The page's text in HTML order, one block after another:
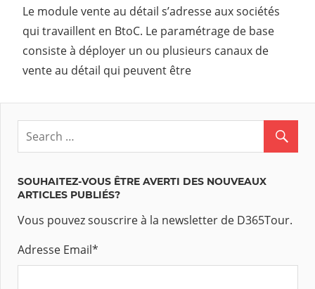
Le module vente au détail s’adresse aux sociétés
qui travaillent en BtoC. Le paramétrage de base
consiste à déployer un ou plusieurs canaux de
vente au détail qui peuvent être
SOUHAITEZ-VOUS ÊTRE AVERTI DES NOUVEAUX
ARTICLES PUBLIÉS?
Vous pouvez souscrire à la newsletter de D365Tour.
Adresse Email*